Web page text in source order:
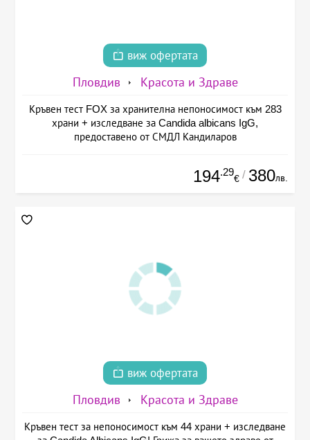
виж офертата
Пловдив Красота и Здраве
Кръвен тест FOX за хранителна непоносимост към 283
храни + изследване за Candida albicans IgG,
предоставено от СМДЛ Кандиларов
194.29
€ / 380лв.
виж офертата
Пловдив Красота и Здраве
Кръвен тест за непоносимост към 44 храни + изследване